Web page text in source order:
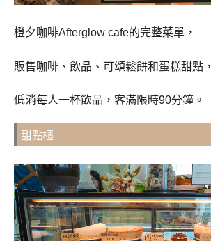
橙夕咖啡Afterglow cafe的完整菜單，
販售咖啡、飲品、可頌鬆餅和蛋糕甜點，
低消每人一杯飲品，客滿限時90分鐘。
甜點櫃